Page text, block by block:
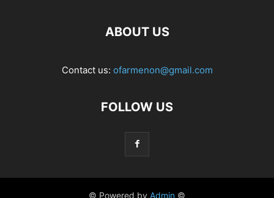
ABOUT US
Contact us: ofarmenon@gmail.com
FOLLOW US
© Powered by Admin ©